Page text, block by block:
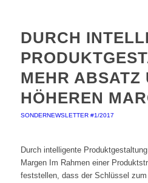
DURCH
MEHR ABSATZ
HÖHEREN
SONDERNEWSLETTER #1/2017
Durch intelligente
Margen Im Rahmen einer
feststellen, dass der Schlüssel